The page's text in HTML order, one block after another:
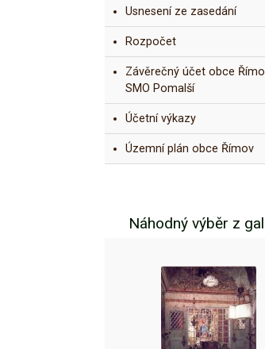
Usnesení ze zasedání
Rozpočet
Závěrečný účet obce
SMO Pomalší
Účetní výkazy
Územní plán obce Římov
Náhodný výběr z